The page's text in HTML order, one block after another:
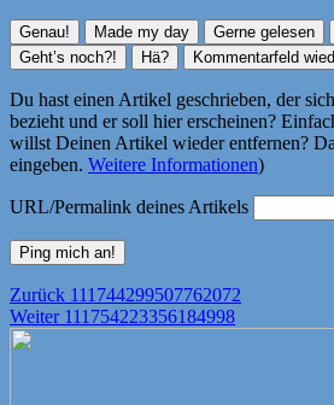
Du hast einen Artikel geschrieben, der
bezieht und er soll hier erscheinen?
willst Deinen Artikel wieder entfernen?
eingeben. Weitere Informationen)
URL/Permalink deines Artikels
Beitragsnavigation
Zurück Vorheriger
Beitrag:
111744299507762072
Weiter Nächster
111754223356184998